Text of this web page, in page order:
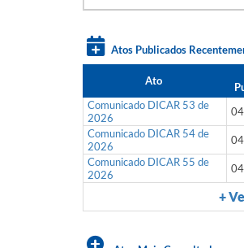
Atos Publicados
Ato
Comunicado DICAR 53 de
2026
Comunicado DICAR 54 de
2026
Comunicado DICAR 55 de
2026
+